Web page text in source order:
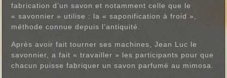
fabrication d’un savon et notamment celle que le
« savonnier » utilise : la « saponification à froid »,
méthode connue depuis l’antiquité.
Après avoir fait tourner ses machines, Jean Luc le
savonnier, a fait « travailler » les participants pour que
chacun puisse fabriquer un savon parfumé au mimosa.